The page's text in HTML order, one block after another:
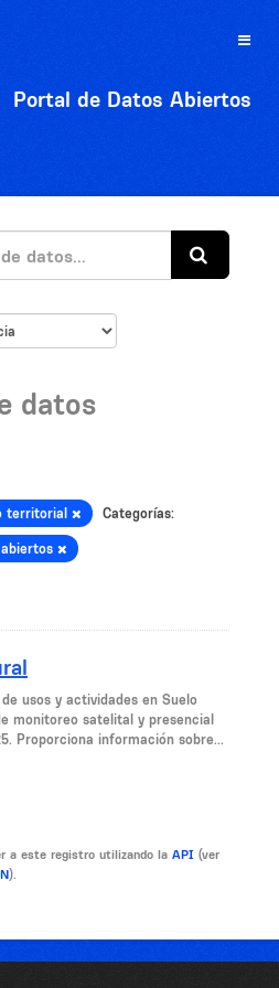
Toggle
Portal de Datos Abiertos
datos
territorial Categorías:
usos y actividades en Suelo
monitoreo satelital y presencial
Proporciona información sobre...
a este registro utilizando la API (ver
).